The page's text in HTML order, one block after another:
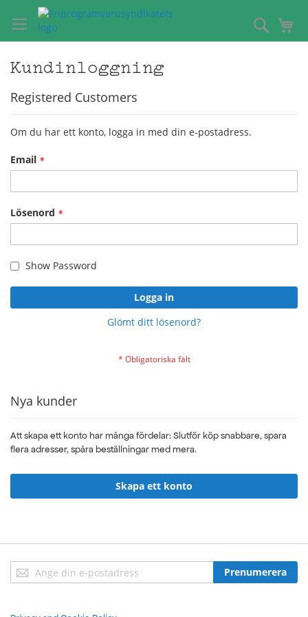
Hoppa
till
innehållet
Sök
Kundinloggning
Registered Customers
Om du har ett konto, logga in med din e-postadress.
Email
Lösenord
Show Password
Logga in
Glömt ditt lösenord?
Nya kunder
Att skapa ett konto har många fördelar: Slutför köp snabbare, spara
flera adresser, spåra beställningar med mera.
Skapa ett konto
Sign
Up
Prenumerera